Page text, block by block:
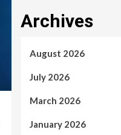
Archives
August 2026
July 2026
March 2026
January 2026